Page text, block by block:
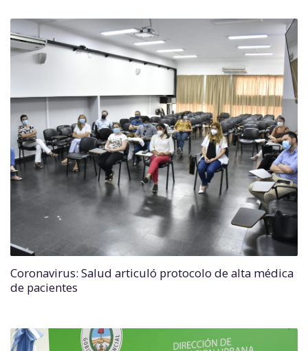
Coronavirus: Salud articuló protocolo de alta médica
de pacientes